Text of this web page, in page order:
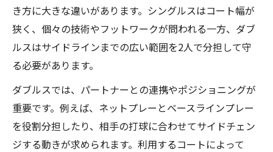
き方に大きな違いがあります。シングルスはコート幅が
狭く、個々の技術やフットワークが問われる一方、ダブ
ルスはサイドラインまでの広い範囲を2人で分担して守
る必要があります。
ダブルスでは、パートナーとの連携やポジショニングが
重要です。例えば、ネットプレーとベースラインプレー
を役割分担したり、相手の打球に合わせてサイドチェン
ジする動きが求められます。利用するコートによって